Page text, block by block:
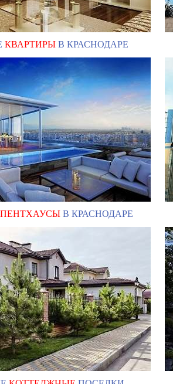
КВАРТИРЫ В КРАСНОДАРЕ
ПЕНТХАУСЫ В КРАСНОДАРЕ